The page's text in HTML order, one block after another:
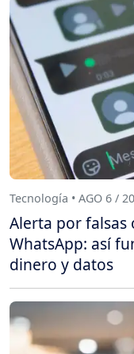
Tecnología • AGO 6 /
Alerta por falsas
WhatsApp: así
dinero y datos